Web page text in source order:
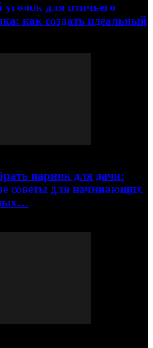
для птичьего
как создать идеальный
парник для дачи:
советы для начинающих